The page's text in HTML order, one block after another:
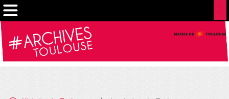
Gestion de vos préférences sur les cookies